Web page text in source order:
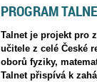
PROGRAM
Talnet je projekt pro
učitele z celé České
oborů fyziky,
Talnet přispívá k